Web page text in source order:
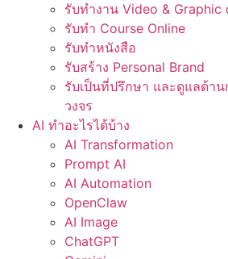
รับทำงาน Video & Graphic
รับทำ Course Online
รับทำหนังสือ
รับสร้าง Personal Brand
รับเป็นที่ปรึกษา และดูแลด้า
วงจร
AI ทำอะไรได้บ้าง
AI Transformation
Prompt AI
AI Automation
OpenClaw
AI Image
ChatGPT